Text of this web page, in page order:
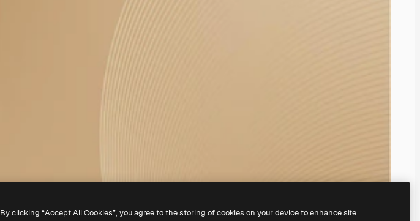
By clicking “Accept All Cookies”, you agree to the storing of cookies on your device to enhance site